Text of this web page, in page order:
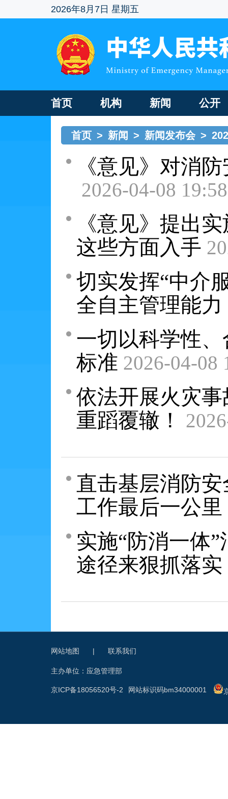
2026年8月7日 星期五
首页 机构 新闻 公开
首页 > 新闻 > 新闻发布会 >
《意见》对消
2026-04-08 19:58
《意见》提出
这些方面入手
切实发挥“中介
全自主管理能力
一切以科学性
标准 2026-04-08
依法开展火灾
重蹈覆辙！
直击基层消防
工作最后一公里
实施“防消一体
途径来狠抓落实
网站地图 | 联系我们
主办单位：应急管理部
网站标识码bm34000001
京ICP备18056520号-2